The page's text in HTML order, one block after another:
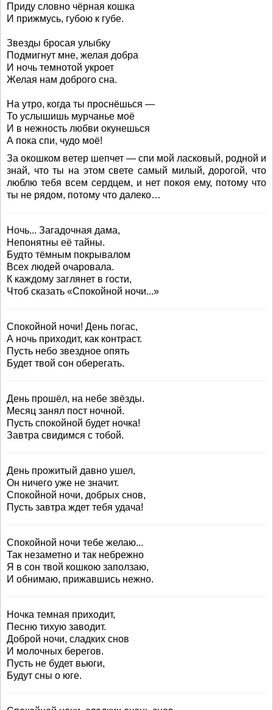
Приду словно чёрная кошка
И прижмусь, губою к губе.
Звезды бросая улыбку
Подмигнут мне, желая добра
И ночь темнотой укроет
Желая нам доброго сна.
На утро, когда ты проснёшься —
То услышишь мурчанье моё
И в нежность любви окунешься
А пока спи, чудо моё!
За окошком ветер шепчет — спи мой ласковый, родной и
знай, что ты на этом свете самый милый, дорогой, что
люблю тебя всем сердцем, и нет покоя ему, потому что
ты не рядом, потому что далеко…
Ночь... Загадочная дама,
Непонятны её тайны.
Будто тёмным покрывалом
Всех людей очаровала.
К каждому заглянет в гости,
Чтоб сказать «Спокойной ночи...»
Спокойной ночи! День погас,
А ночь приходит, как контраст.
Пусть небо звездное опять
Будет твой сон оберегать.
День прошёл, на небе звёзды.
Месяц занял пост ночной.
Пусть спокойной будет ночка!
Завтра свидимся с тобой.
День прожитый давно ушел,
Он ничего уже не значит.
Спокойной ночи, добрых снов,
Пусть завтра ждет тебя удача!
Спокойной ночи тебе желаю...
Так незаметно и так небрежно
Я в сон твой кошкою заползаю,
И обнимаю, прижавшись нежно.
Ночка темная приходит,
Песню тихую заводит.
Доброй ночи, сладких снов
И молочных берегов.
Пусть не будет вьюги,
Будут сны о юге.